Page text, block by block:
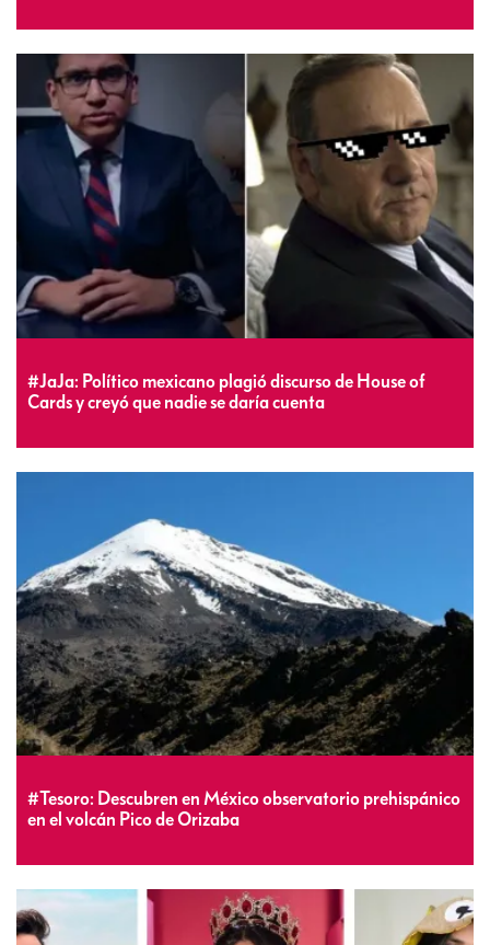
#JaJa: Político mexicano plagió discurso de House of
Cards y creyó que nadie se daría cuenta
#Tesoro: Descubren en México observatorio prehispánico
en el volcán Pico de Orizaba